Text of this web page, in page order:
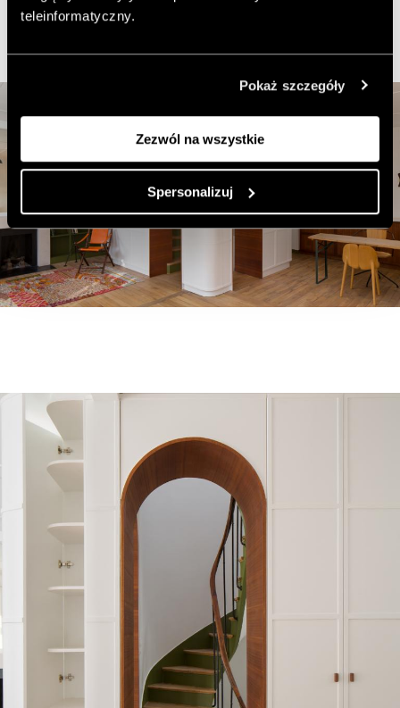
teleinformatyczny.
Pokaż szczegóły
Zezwól na wszystkie
Spersonalizuj
Dodaj do ulubionych artykułów